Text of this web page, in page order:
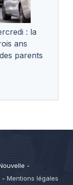
: la
ans
parents
-
- Mentions légales